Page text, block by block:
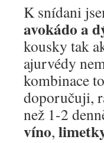
K snídani
avokádo a
kousky tak
ajurvédy
kombinace
doporučuji,
než 1-2
víno,